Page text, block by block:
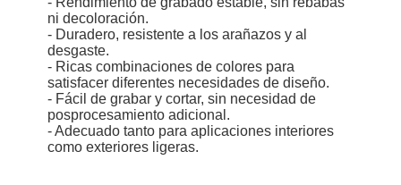
ni decoloración.
- Duradero, resistente a los arañazos y al
desgaste.
- Ricas combinaciones de colores para
satisfacer diferentes necesidades de diseño.
- Fácil de grabar y cortar, sin necesidad de
posprocesamiento adicional.
- Adecuado tanto para aplicaciones interiores
como exteriores ligeras.